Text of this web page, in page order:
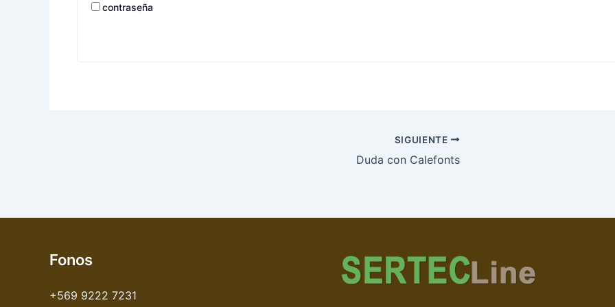
contraseña
SIGUIENTE
Duda con Calefonts
Fonos
+569 9222 7231